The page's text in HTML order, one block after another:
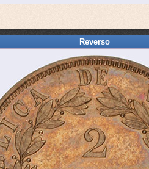
Reverso